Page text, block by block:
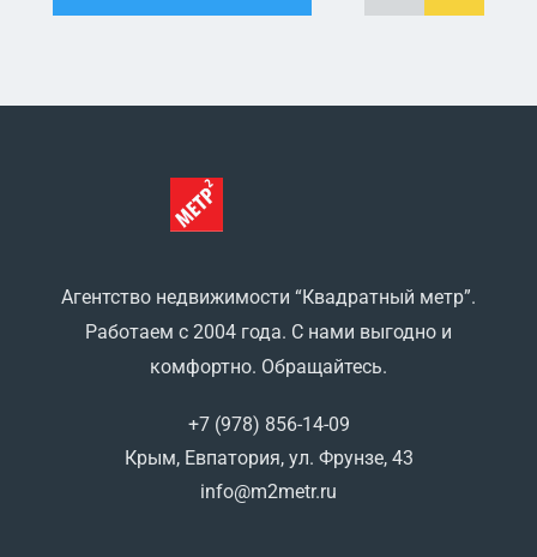
Агентство недвижимости “Квадратный метр”.
Работаем с 2004 года. С нами выгодно и
комфортно. Обращайтесь.
+7 (978) 856-14-09
Крым, Евпатория, ул. Фрунзе, 43
info@m2metr.ru